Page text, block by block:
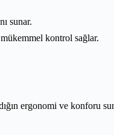
sunar.
kontrol sağlar.
ergonomi ve konforu